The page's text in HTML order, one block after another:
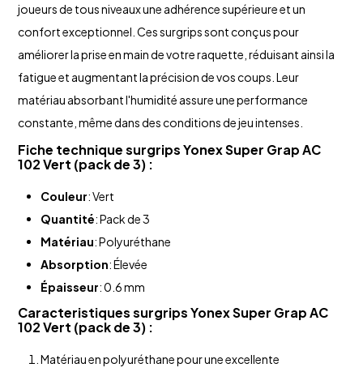
joueurs de tous niveaux une adhérence supérieure et un
confort exceptionnel. Ces surgrips sont conçus pour
améliorer la prise en main de votre raquette, réduisant ainsi la
fatigue et augmentant la précision de vos coups. Leur
matériau absorbant l'humidité assure une performance
constante, même dans des conditions de jeu intenses.
Fiche technique surgrips YonexSuper Grap AC
102 Vert (pack de 3) :
Couleur: Vert
Quantité: Pack de 3
Matériau: Polyuréthane
Absorption: Élevée
Épaisseur: 0.6 mm
Caracteristiques surgrips YonexSuper Grap AC
102 Vert (pack de 3) :
Matériau en polyuréthane pour une excellente